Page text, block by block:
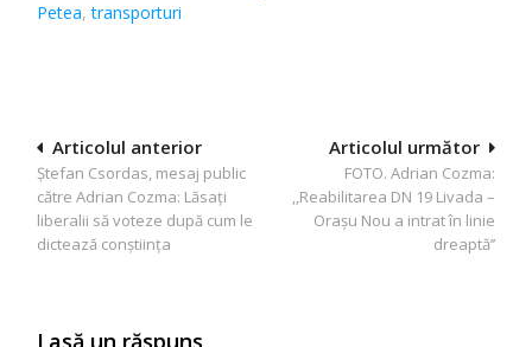
Petea,transporturi
Navigare
în
articole
Articolul următor
FOTO. Adrian Cozma:
,,Reabilitarea DN 19 Livada –
Orașu Nou a intrat în linie
dreaptă’’
Articolul anterior
Ștefan Csordas, mesaj public
către Adrian Cozma: Lăsați
liberalii să voteze după cum le
dictează conștiința
Lasă un răspuns